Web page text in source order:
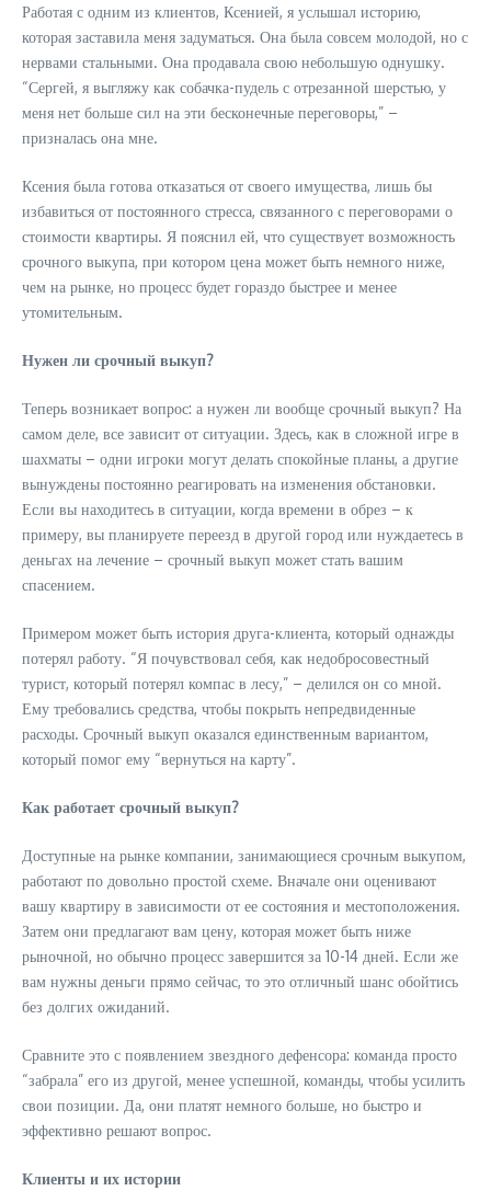
Работая с одним из клиентов, Ксенией, я услышал историю,
которая заставила меня задуматься. Она была совсем молодой, но с
нервами стальными. Она продавала свою небольшую однушку.
“Сергей, я выгляжу как собачка-пудель с отрезанной шерстью, у
меня нет больше сил на эти бесконечные переговоры,” –
призналась она мне.
Ксения была готова отказаться от своего имущества, лишь бы
избавиться от постоянного стресса, связанного с переговорами о
стоимости квартиры. Я пояснил ей, что существует возможность
срочного выкупа, при котором цена может быть немного ниже,
чем на рынке, но процесс будет гораздо быстрее и менее
утомительным.
Нужен ли срочный выкуп?
Теперь возникает вопрос: а нужен ли вообще срочный выкуп? На
самом деле, все зависит от ситуации. Здесь, как в сложной игре в
шахматы – одни игроки могут делать спокойные планы, а другие
вынуждены постоянно реагировать на изменения обстановки.
Если вы находитесь в ситуации, когда времени в обрез – к
примеру, вы планируете переезд в другой город или нуждаетесь в
деньгах на лечение – срочный выкуп может стать вашим
спасением.
Примером может быть история друга-клиента, который однажды
потерял работу. “Я почувствовал себя, как недобросовестный
турист, который потерял компас в лесу,” – делился он со мной.
Ему требовались средства, чтобы покрыть непредвиденные
расходы. Срочный выкуп оказался единственным вариантом,
который помог ему “вернуться на карту”.
Как работает срочный выкуп?
Доступные на рынке компании, занимающиеся срочным выкупом,
работают по довольно простой схеме. Вначале они оценивают
вашу квартиру в зависимости от ее состояния и местоположения.
Затем они предлагают вам цену, которая может быть ниже
рыночной, но обычно процесс завершится за 10-14 дней. Если же
вам нужны деньги прямо сейчас, то это отличный шанс обойтись
без долгих ожиданий.
Сравните это с появлением звездного дефенсора: команда просто
“забрала” его из другой, менее успешной, команды, чтобы усилить
свои позиции. Да, они платят немного больше, но быстро и
эффективно решают вопрос.
Клиенты и их истории